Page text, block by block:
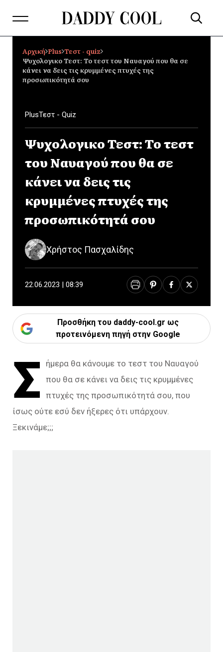
Αρχική Plus Τεστ - quiz
Ψυχολογικο Τεστ: Το τεστ του Ναυαγού που θα σε
κάνει να δεις τις κρυμμένες πτυχές της
προσωπικότητά σου
PlusΤεστ - Quiz
Ψυχολογικο Τεστ: Το τεστ
του Ναυαγού που θα σε
κάνει να δεις τις
κρυμμένες πτυχές της
προσωπικότητά σου
Χρήστος Πασχαλίδης
22.06.2023 | 08:39
Προσθήκη του daddy-cool.gr ως
προτεινόμενη πηγή στην Google
Σ
ήμερα θα κάνουμε το τεστ του Ναυαγού
που θα σε κάνει να δεις τις κρυμμένες
πτυχές της προσωπικότητά σου, που
ίσως ούτε εσύ δεν ήξερες ότι υπάρχουν.
Ξεκινάμε;;;